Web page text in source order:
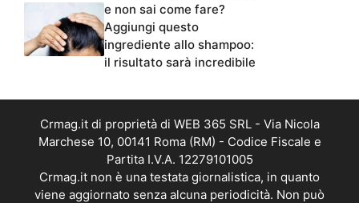
e non sai come fare?
Aggiungi questo
ingrediente allo shampoo:
il risultato sarà incredibile
Crmag.it di proprietà di WEB 365 SRL - Via Nicola
Marchese 10, 00141 Roma (RM) - Codice Fiscale e
Partita I.V.A. 12279101005
Crmag.it non è una testata giornalistica, in quanto
viene aggiornato senza alcuna periodicità. Non può